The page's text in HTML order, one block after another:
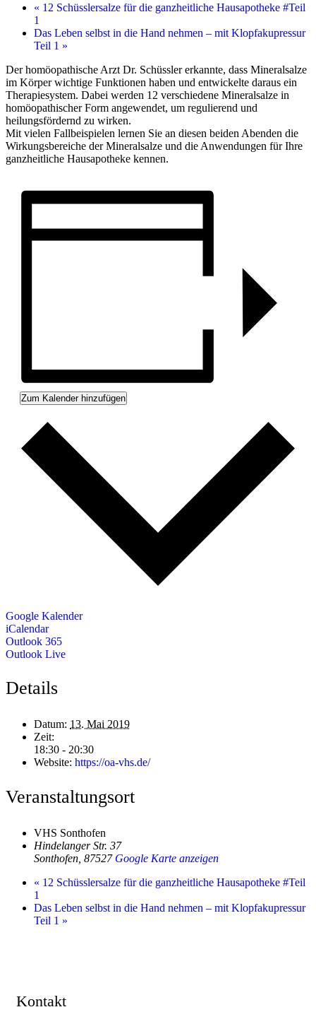
« 12 Schüsslersalze für die ganzheitliche Hausapotheke #Teil
1
Das Leben selbst in die Hand nehmen – mit Klopfakupressur
Teil 1 »
Der homöopathische Arzt Dr. Schüssler erkannte, dass Mineralsalze
im Körper wichtige Funktionen haben und entwickelte daraus ein
Therapiesystem. Dabei werden 12 verschiedene Mineralsalze in
homöopathischer Form angewendet, um regulierend und
heilungsfördernd zu wirken.
Mit vielen Fallbeispielen lernen Sie an diesen beiden Abenden die
Wirkungsbereiche der Mineralsalze und die Anwendungen für Ihre
ganzheitliche Hausapotheke kennen.
Zum Kalender hinzufügen
Google Kalender
iCalendar
Outlook 365
Outlook Live
Details
Datum: 13. Mai 2019
Zeit:
18:30 - 20:30
Website: https://oa-vhs.de/
Veranstaltungsort
VHS Sonthofen
Hindelanger Str. 37
Sonthofen 87527 Google Karte anzeigen
« 12 Schüsslersalze für die ganzheitliche Hausapotheke #Teil
1
Das Leben selbst in die Hand nehmen – mit Klopfakupressur
Teil 1 »
Kontakt